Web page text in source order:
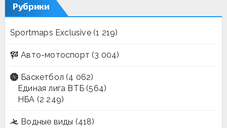
Рубрики
Sportmaps Exclusive(1 219)
Авто-мотоспорт (3 004)
Баскетбол (4 062)
Единая лига ВТБ (564)
НБА (2 249)
Водные виды (418)